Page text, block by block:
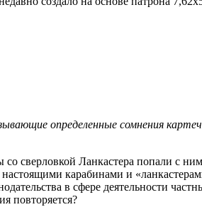
определенные сомнения
со сверловкой Ланкастера попали с
карабинами и
в сфере деятельности
повторяется?